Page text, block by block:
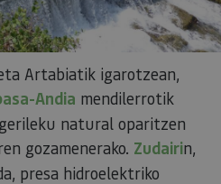
Artabiatik igarotzean,
Andia mendilerrotik
natural oparitzen
gozamenerako. Zudairin,
presa hidroelektriko